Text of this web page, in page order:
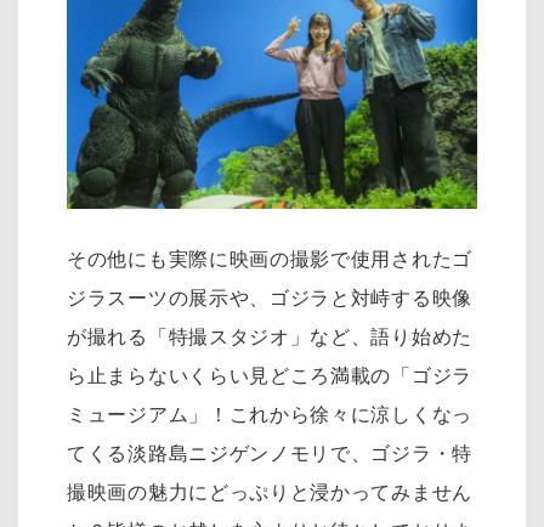
その他にも実際に映画の撮影で使用されたゴ
ジラスーツの展示や、ゴジラと対峙する映像
が撮れる「特撮スタジオ」など、語り始めた
ら止まらないくらい見どころ満載の「ゴジラ
ミュージアム」！これから徐々に涼しくなっ
てくる淡路島ニジゲンノモリで、ゴジラ・特
撮映画の魅力にどっぷりと浸かってみません